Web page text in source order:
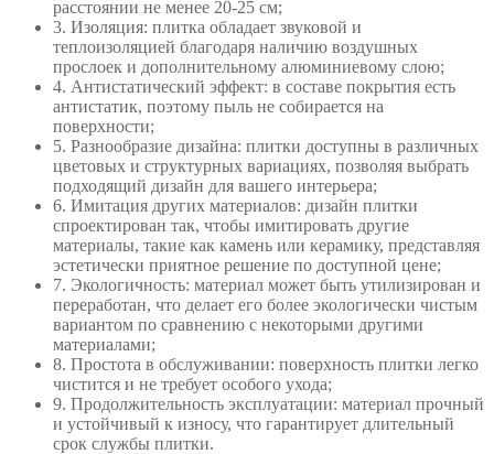
расстоянии не менее 20-25 см;
3. Изоляция: плитка обладает звуковой и
теплоизоляцией благодаря наличию воздушных
прослоек и дополнительному алюминиевому слою;
4. Антистатический эффект: в составе покрытия есть
антистатик, поэтому пыль не собирается на
поверхности;
5. Разнообразие дизайна: плитки доступны в различных
цветовых и структурных вариациях, позволяя выбрать
подходящий дизайн для вашего интерьера;
6. Имитация других материалов: дизайн плитки
спроектирован так, чтобы имитировать другие
материалы, такие как камень или керамику, представляя
эстетически приятное решение по доступной цене;
7. Экологичность: материал может быть утилизирован и
переработан, что делает его более экологически чистым
вариантом по сравнению с некоторыми другими
материалами;
8. Простота в обслуживании: поверхность плитки легко
чистится и не требует особого ухода;
9. Продолжительность эксплуатации: материал прочный
и устойчивый к износу, что гарантирует длительный
срок службы плитки.